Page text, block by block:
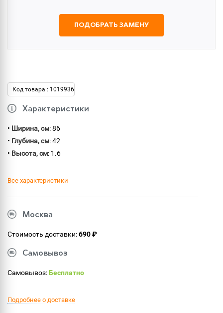
ПОДОБРАТЬ ЗАМЕНУ
Код товара : 1019936
Характеристики
• Ширина, см: 86
• Глубина, см: 42
• Высота, см: 1.6
Все характеристики
Москва
Стоимость доставки:690 ₽
Самовывоз
Самовывоз:Бесплатно
Подробнее о доставке